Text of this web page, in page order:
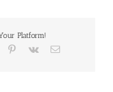
im
November
Platform!
Pinterest
Vk
E-